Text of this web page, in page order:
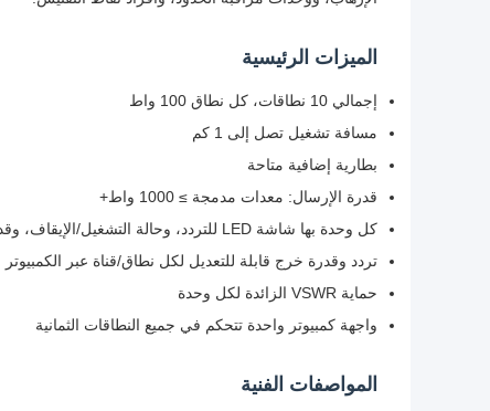
الميزات الرئيسية
إجمالي 10 نطاقات، كل نطاق 100 واط
مسافة تشغيل تصل إلى 1 كم
بطارية إضافية متاحة
قدرة الإرسال: معدات مدمجة ≥ 1000 واط+
كل وحدة بها شاشة LED للتردد، وحالة التشغيل/الإيقاف، وقدرة الخرج
تردد وقدرة خرج قابلة للتعديل لكل نطاق/قناة عبر الكمبيوتر
حماية VSWR الزائدة لكل وحدة
واجهة كمبيوتر واحدة تتحكم في جميع النطاقات الثمانية
المواصفات الفنية